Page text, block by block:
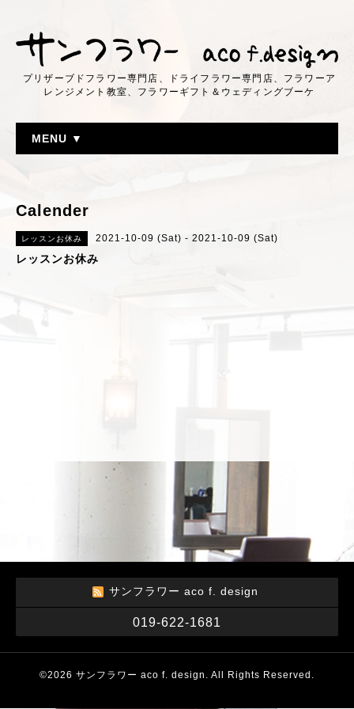
プリザーブドフラワー専門店、ドライフラワー専門店、フラワーア
レンジメント教室、フラワーギフト＆ウェディングブーケ
MENU ▼
Calender
レッスンお休み 2021-10-09 (Sat) - 2021-10-09 (Sat)
レッスンお休み
サンフラワー aco f. design
019-622-1681
©2026 サンフラワー aco f. design . All Rights Reserved.